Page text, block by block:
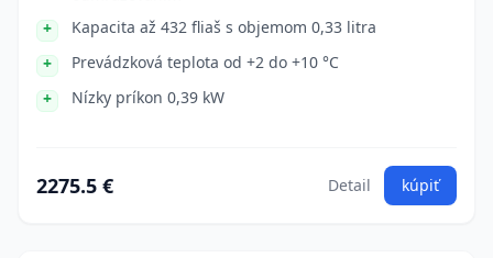
Kapacita až 432 fliaš s objemom 0,33 litra
Prevádzková teplota od +2 do +10 °C
Nízky príkon 0,39 kW
2275.5 € Detail kúpiť